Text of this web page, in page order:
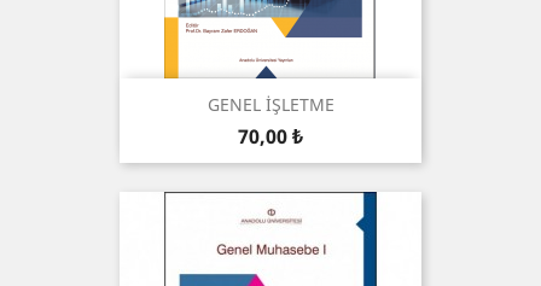
GENEL İŞLETME
Preis
70,00 ₺